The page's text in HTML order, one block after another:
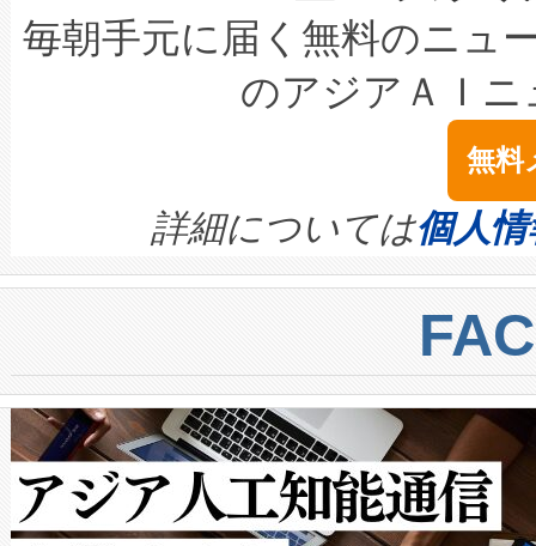
最高経営責任者（CEO）であ
す。「当社のfully-connected
ームを利用すれば、6,000万
きます。この効率性は、フェ
ービスレベル契約（SLA）違
テリー性能の劣化によるダウ
念は、現在データセンターが
ます。 Voltaiq provides a
quality and reliability for AI
BESS stack to ensure battery
centers. Voltaiqは、ai&のAI
からシステム統合、試運転、
クルの各段階のデータを監視
[…]
キロメートル範囲を検出
LiDAR for Inspections,
は1535 nmレーザーを搭載。
イズの小径化を実現すること
す。ノーマルモードでは、
ートル先まで検出でき、これ
トに対して約600メートルに
では、反射率10％のターゲッ
で向上し、最大検知距離は
ットだけで最大1キロメート
ルの変電所周囲を監視でき、
毎朝手元に届く無料のニュ
のアジアＡＩ
無料
詳細については個人